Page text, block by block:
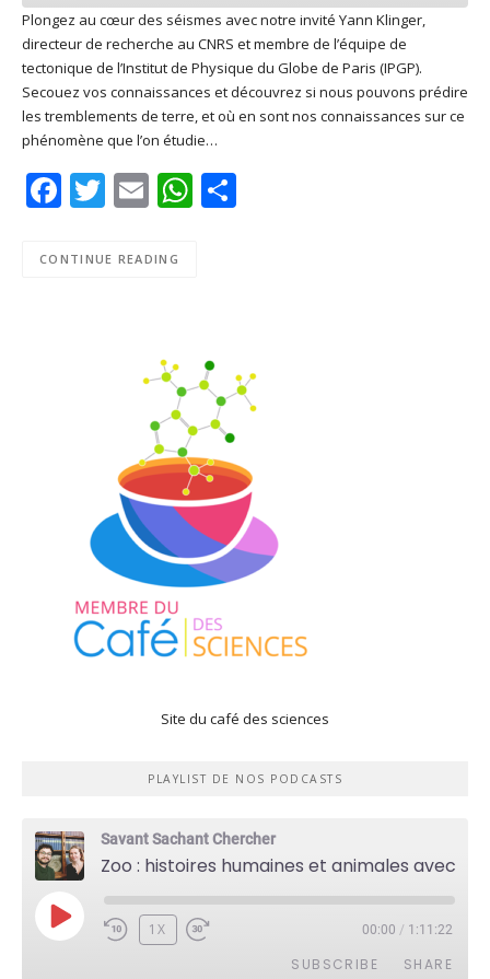
Apple Podcasts Deezer
PocketCasts
Podcast Addict RSS
RSS FEED
SHARE
LINK
EMBED
Plongez au cœur des séismes avec notre invité Yann Klinger,
directeur de recherche au CNRS et membre de l’équipe de
tectonique de l’Institut de Physique du Globe de Paris (IPGP).
Secouez vos connaissances et découvrez si nous pouvons prédire
les tremblements de terre, et où en sont nos connaissances sur ce
phénomène que l’on étudie…
Facebook
Twitter
EmailWhatsApp
CONTINUE READING
Site du café des sciences
PLAYLIST DE NOS PODCASTS
Savant Sachant Chercher
PLAY
EPISODE
1X 00:00 / 1:11:22
SUBSCRIBE SHARE